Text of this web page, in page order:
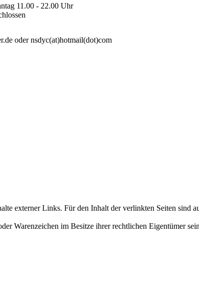
11.00 - 22.00 Uhr
oder nsdyc(at)hotmail(dot)com
externer Links. Für den Inhalt der verlinkten Seiten sind
Warenzeichen im Besitze ihrer rechtlichen Eigentümer